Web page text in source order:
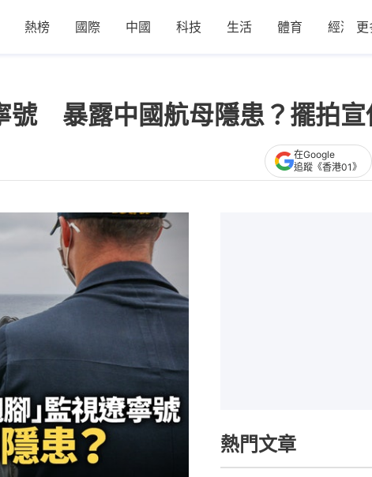
熱榜 國際 中國 科技 生活 體育 經濟 更
號 暴露中國航母隱患？擺拍宣
在Google
追蹤《香港01》
熱門文章